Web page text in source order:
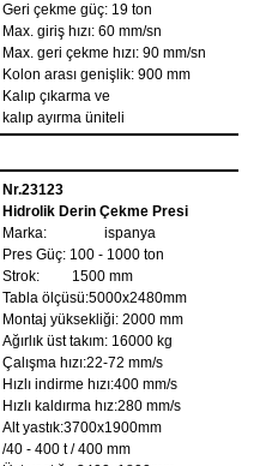
Geri çekme güç: 19 ton
Max. giriş hızı: 60 mm/sn
Max. geri çekme hızı: 90 mm/sn
Kolon arası genişlik: 900 mm
Kalıp çıkarma ve
kalıp ayırma üniteli
Nr.23123
Hidrolik Derin Çekme Presi
Marka: ispanya
Pres Güç: 100 - 1000 ton
Strok: 1500 mm
Tabla ölçüsü:5000x2480mm
Montaj yüksekliği: 2000 mm
Ağırlık üst takım: 16000 kg
Çalışma hızı:22-72 mm/s
Hızlı indirme hızı:400 mm/s
Hızlı kaldırma hız:280 mm/s
Alt yastık:3700x1900mm
/40 - 400 t / 400 mm